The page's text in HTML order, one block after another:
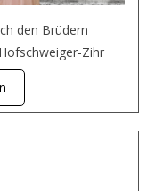
den Brüdern
Zihr